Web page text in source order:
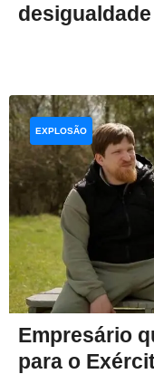
Empresário
para o
EXPLOSÃO